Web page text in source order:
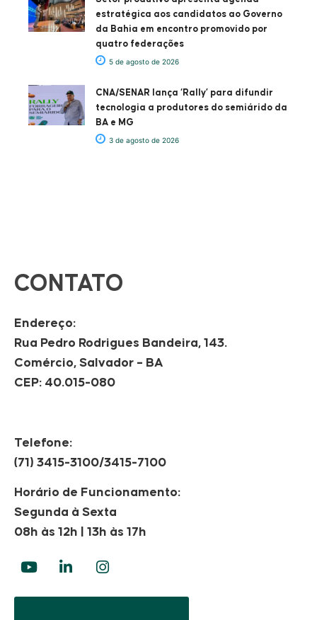
estratégica aos candidatos ao Governo
da Bahia em encontro promovido por
quatro federações
5 de agosto de 2026
CNA/SENAR lança ‘Rally’ para difundir
tecnologia a produtores do semiárido da
BA e MG
3 de agosto de 2026
CONTATO
Endereço:
Rua Pedro Rodrigues Bandeira, 143.
Comércio, Salvador – BA
CEP: 40.015-080
Telefone:
(71) 3415-3100/3415-7100
Horário de Funcionamento:
Segunda à Sexta
08h às 12h | 13h às 17h